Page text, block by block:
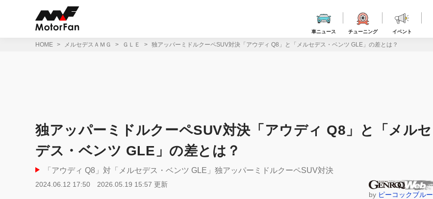
車ニュース チューニング イベント
HOME メルセデスＡＭＧ ＧＬＥ 独アッパーミドルクーペSUV対決「アウディ Q8」と「メルセデス・ベンツ GLE」の差とは？
独アッパーミドルクーペSUV対決「アウディ Q8」と「メルセ
デス・ベンツ GLE」の差とは？
「アウディ Q8」対「メルセデス・ベンツ GLE」独アッパーミドルクーペSUV対決
2024.06.12 17:50
2026.05.19 15:57 更新
by ピーコックブルー